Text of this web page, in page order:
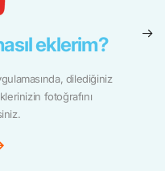
eklerim?
dilediğiniz
fotoğrafını